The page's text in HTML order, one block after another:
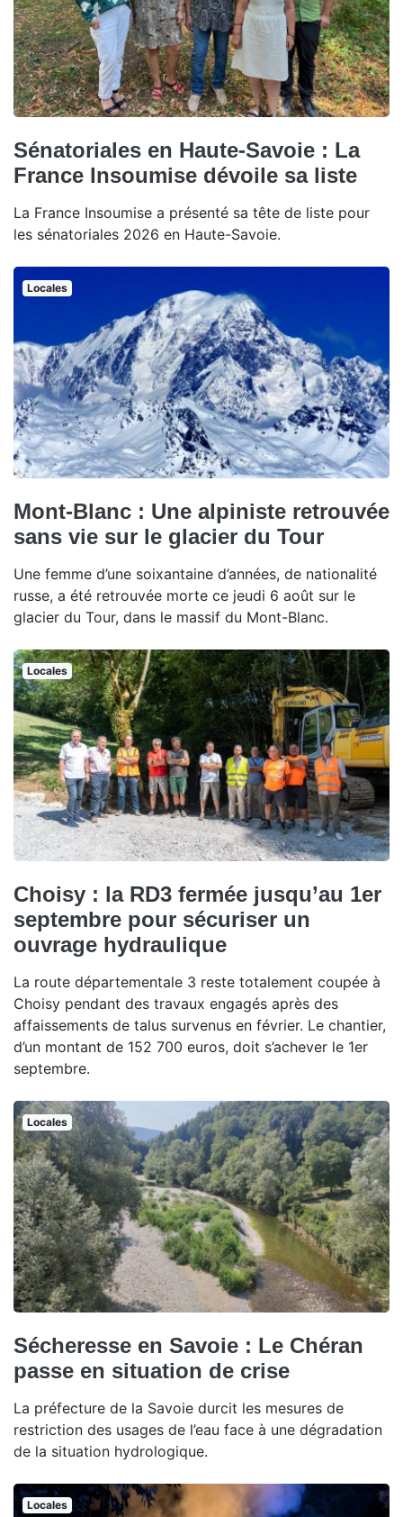
Sénatoriales en Haute-Savoie : La
France Insoumise dévoile sa liste
La France Insoumise a présenté sa tête de liste pour
les sénatoriales 2026 en Haute-Savoie.
Locales
Mont-Blanc : Une alpiniste retrouvée
sans vie sur le glacier du Tour
Une femme d’une soixantaine d’années, de nationalité
russe, a été retrouvée morte ce jeudi 6 août sur le
glacier du Tour, dans le massif du Mont-Blanc.
Locales
Choisy : la RD3 fermée jusqu’au 1er
septembre pour sécuriser un
ouvrage hydraulique
La route départementale 3 reste totalement coupée à
Choisy pendant des travaux engagés après des
affaissements de talus survenus en février. Le chantier,
d’un montant de 152 700 euros, doit s’achever le 1er
septembre.
Locales
Sécheresse en Savoie : Le Chéran
passe en situation de crise
La préfecture de la Savoie durcit les mesures de
restriction des usages de l’eau face à une dégradation
de la situation hydrologique.
Locales